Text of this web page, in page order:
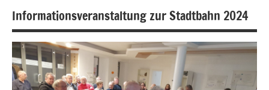
Fotogalerie
Informationsveranstaltung zur Stadtbahn 2024